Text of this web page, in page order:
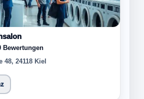
Bewertungen
48, 24118 Kiel